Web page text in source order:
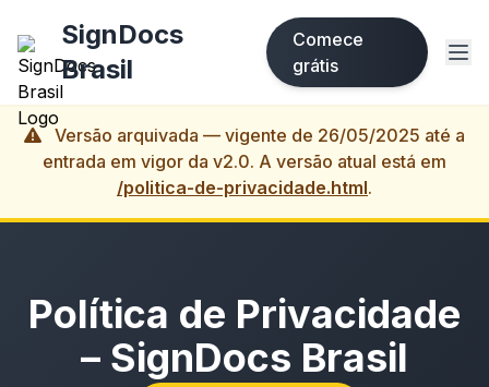
SignDocs
Brasil
Comece
grátis
Versão arquivada — vigente de 26/05/2025 até a
entrada em vigor da v2.0. A versão atual está em
/politica-de-privacidade.html.
Política de Privacidade
– SignDocs Brasil